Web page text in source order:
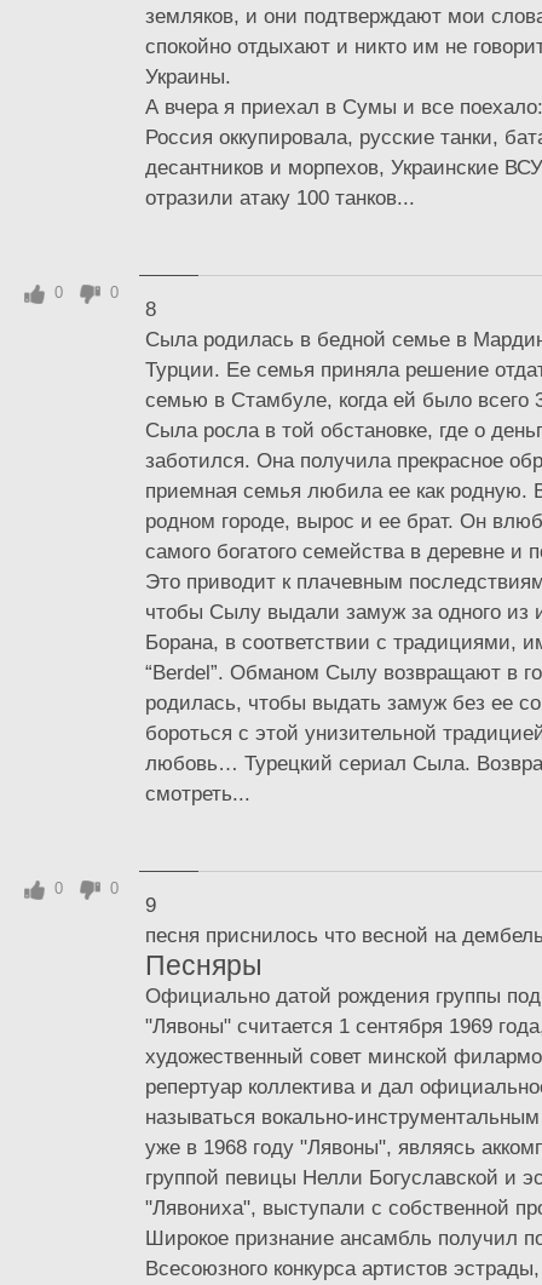
земляков, и они подтверждают мои
спокойно отдыхают и никто им не
Украины.
А вчера я приехал в Сумы и все
Россия оккупировала, русские танки,
десантников и морпехов, Украинские
отразили атаку 100 танков...
8
Сыла родилась в бедной семье в
Турции. Ее семья приняла решение
семью в Стамбуле, когда ей было всего
Сыла росла в той обстановке, где о
заботился. Она получила прекрасное
приемная семья любила ее как родную.
родном городе, вырос и ее брат. Он
самого богатого семейства в деревне и
Это приводит к плачевным
чтобы Сылу выдали замуж за одного из
Борана, в соответствии с традициями,
“Berdel”. Обманом Сылу возвращают в
родилась, чтобы выдать замуж без ее
бороться с этой унизительной
любовь… Турецкий сериал Сыла.
смотреть...
0 0
9
песня приснилось что весной на
Песняры
Официально датой рождения группы
"Лявоны" считается 1 сентября 1969
художественный совет минской
репертуар коллектива и дал
называться вокально-
уже в 1968 году "Лявоны", являясь
группой певицы Нелли Богуславской и
"Лявониха", выступали с собственной
Широкое признание ансамбль получил
Всесоюзного конкурса артистов
0 0